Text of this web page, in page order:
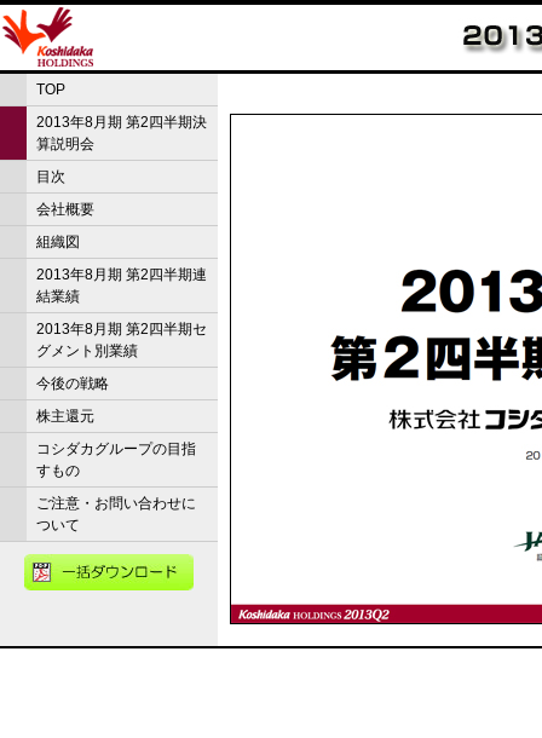
TOP
2013年8月期 第2四半期決
算説明会
目次
会社概要
組織図
2013年8月期 第2四半期連
結業績
2013年8月期 第2四半期セ
グメント別業績
今後の戦略
株主還元
コシダカグループの目指
すもの
ご注意・お問い合わせに
ついて